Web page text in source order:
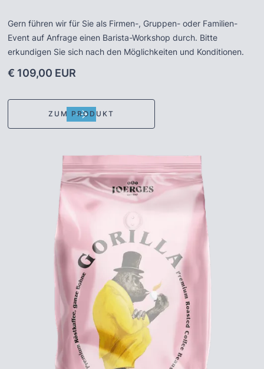
Gern führen wir für Sie als Firmen-, Gruppen- oder Familien-
Event auf Anfrage einen Barista-Workshop durch. Bitte
erkundigen Sie sich nach den Möglichkeiten und Konditionen.
€ 109,00 EUR
ZUM PRODUKT